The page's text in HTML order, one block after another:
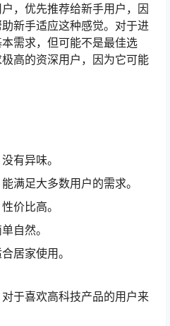
，优先推荐给新手用户，因
新手适应这种感觉。对于进
需求，但可能不是最佳选
高的资深用户，因为它可能
有异味。
满足大多数用户的需求。
价比高。
自然。
居家使用。
于喜欢高科技产品的用户来